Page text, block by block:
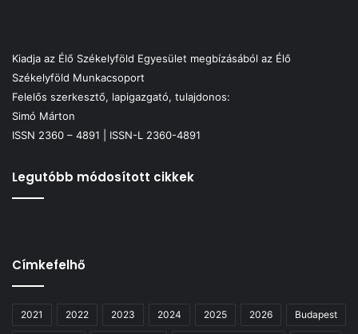
Kiadja az Élő Székelyföld Egyesület megbízásából az Élő
Székelyföld Munkacsoport
Felelős szerkesztő, lapigazgató, tulajdonos:
Simó Márton
ISSN 2360 – 4891 | ISSN-L 2360-4891
Legutóbb módosított cikkek
Címkefelhő
2021 2022 2023 2024 2025 2026 Budapest